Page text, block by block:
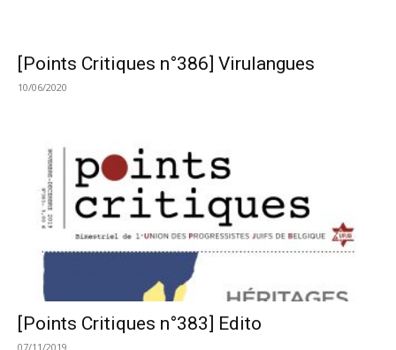
[Points Critiques n°386] Virulangues
10/06/2020
[Points Critiques n°383] Edito
07/11/2019